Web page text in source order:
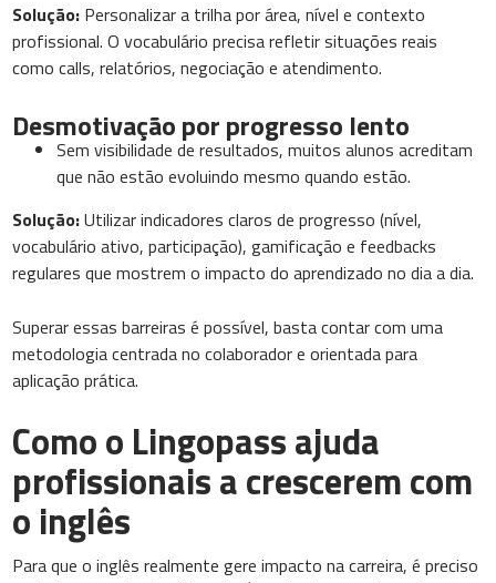
Solução: Personalizar a trilha por área, nível e contexto
profissional. O vocabulário precisa refletir situações reais
como calls, relatórios, negociação e atendimento.
Desmotivação por progresso lento
Sem visibilidade de resultados, muitos alunos acreditam
que não estão evoluindo mesmo quando estão.
Solução:Utilizar indicadores claros de progresso (nível,
vocabulário ativo, participação), gamificação e feedbacks
regulares que mostrem o impacto do aprendizado no dia a dia.
Superar essas barreiras é possível, basta contar com uma
metodologia centrada no colaborador e orientada para
aplicação prática.
Como o Lingopass ajuda
profissionais a crescerem com
o inglês
Para que o inglês realmente gere impacto na carreira, é preciso